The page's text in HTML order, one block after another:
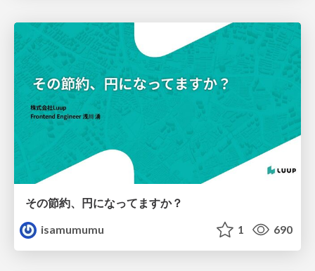
その節約、円になってますか？
isamumumu
1 690